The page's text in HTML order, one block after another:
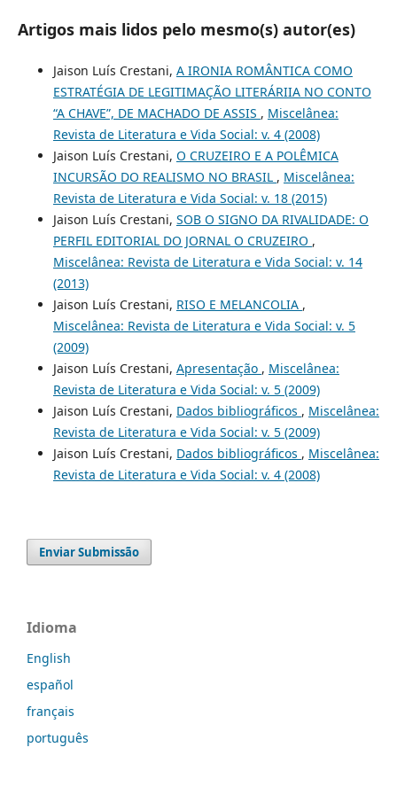
Artigos mais lidos pelo mesmo(s) autor(es)
Jaison Luís Crestani, A IRONIA ROMÂNTICA COMO
ESTRATÉGIA DE LEGITIMAÇÃO LITERÁRIIA NO CONTO
“A CHAVE”, DE MACHADO DE ASSIS , Miscelânea:
Revista de Literatura e Vida Social: v. 4 (2008)
Jaison Luís Crestani, O CRUZEIRO E A POLÊMICA
INCURSÃO DO REALISMO NO BRASIL , Miscelânea:
Revista de Literatura e Vida Social: v. 18 (2015)
Jaison Luís Crestani, SOB O SIGNO DA RIVALIDADE: O
PERFIL EDITORIAL DO JORNAL O CRUZEIRO ,
Miscelânea: Revista de Literatura e Vida Social: v. 14
(2013)
Jaison Luís Crestani, RISO E MELANCOLIA ,
Miscelânea: Revista de Literatura e Vida Social: v. 5
(2009)
Jaison Luís Crestani, Apresentação , Miscelânea:
Revista de Literatura e Vida Social: v. 5 (2009)
Jaison Luís Crestani, Dados bibliográficos , Miscelânea:
Revista de Literatura e Vida Social: v. 5 (2009)
Jaison Luís Crestani, Dados bibliográficos , Miscelânea:
Revista de Literatura e Vida Social: v. 4 (2008)
Enviar Submissão
Idioma
English
español
français
português